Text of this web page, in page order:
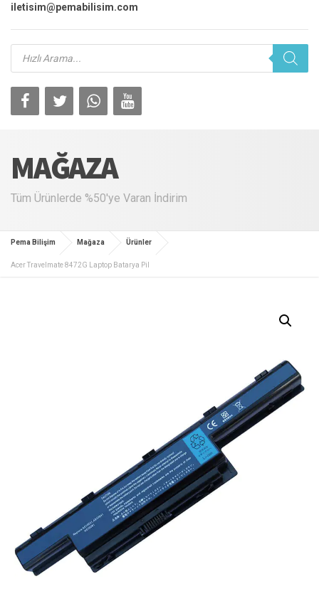
iletisim@pemabilisim.com
Products
search
MAĞAZA
Tüm Ürünlerde %50'ye Varan İndirim
Pema Bilişim Mağaza Ürünler
Acer Travelmate 8472G Laptop Batarya Pil